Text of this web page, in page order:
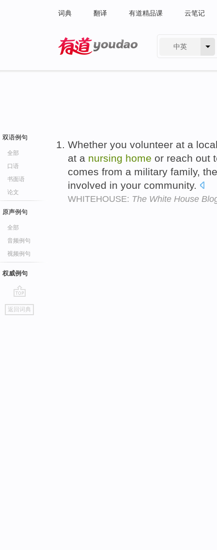
词典 翻译 有道精品课 云笔记
中英
双语例句
全部
口语
书面语
论文
原声例句
全部
音频例句
视频例句
权威例句
go
top
返回词典
Whether you volunteer at a
at a nursing home or reach out
comes from a military family,
involved in your community.
WHITEHOUSE: The White House